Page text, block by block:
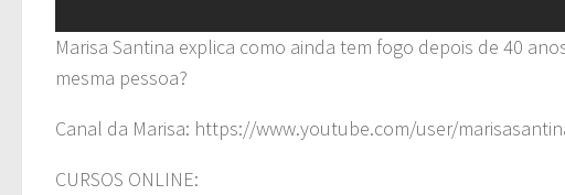
Marisa Santina explica como ainda tem fogo depois de 40
mesma pessoa?
Canal da Marisa: https://www.youtube.com/user/
CURSOS ONLINE: